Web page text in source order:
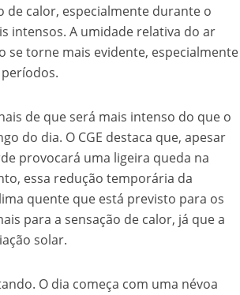
calor, especialmente durante o
intensos. A umidade relativa do ar
torne mais evidente, especialmente
de que será mais intenso do que o
do dia. O CGE destaca que, apesar
provocará uma ligeira queda na
essa redução temporária da
quente que está previsto para os
para a sensação de calor, já que a
solar.
O dia começa com uma névoa